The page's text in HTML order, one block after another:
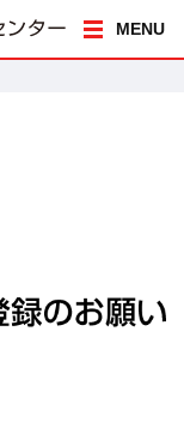
MENU